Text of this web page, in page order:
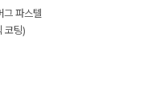
그 파스텔
코팅)